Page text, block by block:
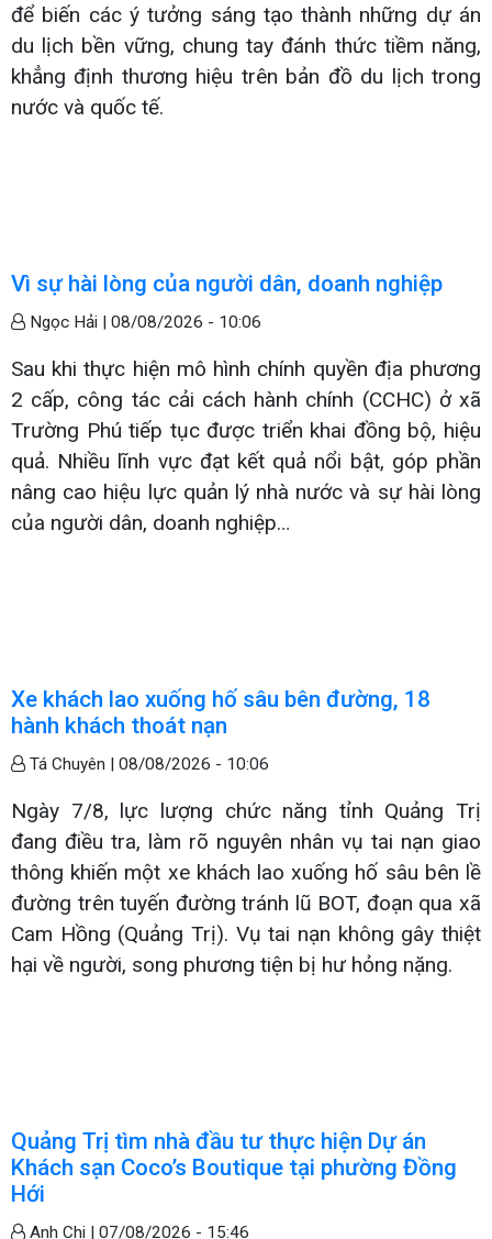
để biến các ý tưởng sáng tạo thành những dự án
du lịch bền vững, chung tay đánh thức tiềm năng,
khẳng định thương hiệu trên bản đồ du lịch trong
nước và quốc tế.
Vì sự hài lòng của người dân, doanh nghiệp
Ngọc Hải | 08/08/2026 - 10:06
Sau khi thực hiện mô hình chính quyền địa phương
2 cấp, công tác cải cách hành chính (CCHC) ở xã
Trường Phú tiếp tục được triển khai đồng bộ, hiệu
quả. Nhiều lĩnh vực đạt kết quả nổi bật, góp phần
nâng cao hiệu lực quản lý nhà nước và sự hài lòng
của người dân, doanh nghiệp…
Xe khách lao xuống hố sâu bên đường, 18
hành khách thoát nạn
Tá Chuyên | 08/08/2026 - 10:06
Ngày 7/8, lực lượng chức năng tỉnh Quảng Trị
đang điều tra, làm rõ nguyên nhân vụ tai nạn giao
thông khiến một xe khách lao xuống hố sâu bên lề
đường trên tuyến đường tránh lũ BOT, đoạn qua xã
Cam Hồng (Quảng Trị). Vụ tai nạn không gây thiệt
hại về người, song phương tiện bị hư hỏng nặng.
Quảng Trị tìm nhà đầu tư thực hiện Dự án
Khách sạn Coco’s Boutique tại phường Đồng
Hới
Anh Chi | 07/08/2026 - 15:46